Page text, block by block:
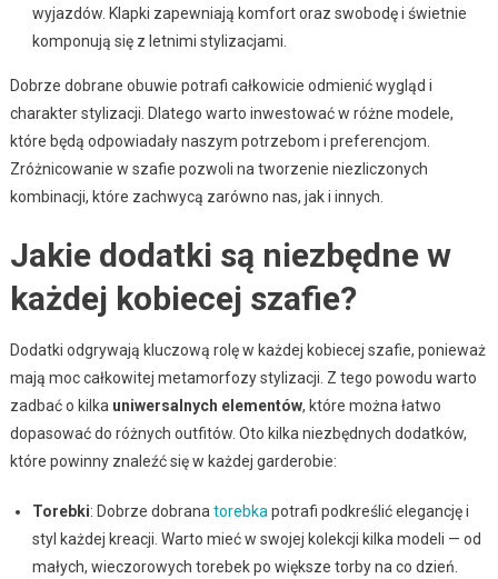
wyjazdów. Klapki zapewniają komfort oraz swobodę i świetnie
komponują się z letnimi stylizacjami.
Dobrze dobrane obuwie potrafi całkowicie odmienić wygląd i
charakter stylizacji. Dlatego warto inwestować w różne modele,
które będą odpowiadały naszym potrzebom i preferencjom.
Zróżnicowanie w szafie pozwoli na tworzenie niezliczonych
kombinacji, które zachwycą zarówno nas, jak i innych.
Jakie dodatki są niezbędne w
każdej kobiecej szafie?
Dodatki odgrywają kluczową rolę w każdej kobiecej szafie, ponieważ
mają moc całkowitej metamorfozy stylizacji. Z tego powodu warto
zadbać o kilka uniwersalnych elementów, które można łatwo
dopasować do różnych outfitów. Oto kilka niezbędnych dodatków,
które powinny znaleźć się w każdej garderobie:
Torebki: Dobrze dobrana torebka potrafi podkreślić elegancję i
styl każdej kreacji. Warto mieć w swojej kolekcji kilka modeli — od
małych, wieczorowych torebek po większe torby na co dzień.